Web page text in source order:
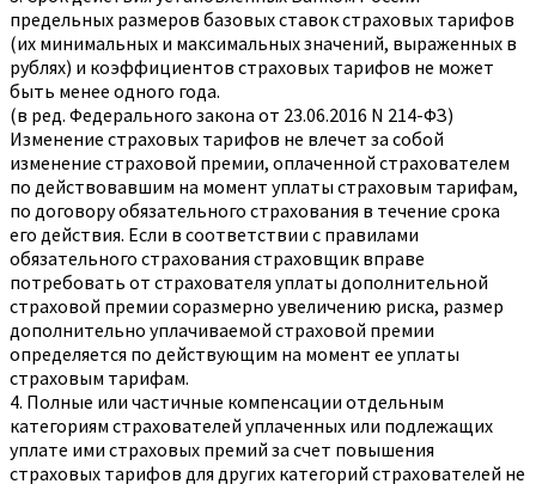
предельных размеров базовых ставок страховых тарифов
(их минимальных и максимальных значений, выраженных в
рублях) и коэффициентов страховых тарифов не может
быть менее одного года.
(в ред. Федерального закона от 23.06.2016 N 214-ФЗ)
Изменение страховых тарифов не влечет за собой
изменение страховой премии, оплаченной страхователем
по действовавшим на момент уплаты страховым тарифам,
по договору обязательного страхования в течение срока
его действия. Если в соответствии с правилами
обязательного страхования страховщик вправе
потребовать от страхователя уплаты дополнительной
страховой премии соразмерно увеличению риска, размер
дополнительно уплачиваемой страховой премии
определяется по действующим на момент ее уплаты
страховым тарифам.
4. Полные или частичные компенсации отдельным
категориям страхователей уплаченных или подлежащих
уплате ими страховых премий за счет повышения
страховых тарифов для других категорий страхователей не